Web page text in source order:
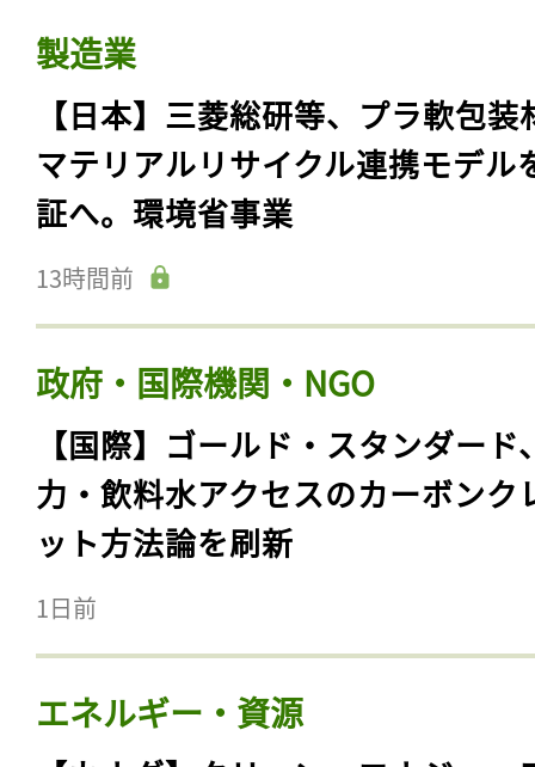
製造業
【日本】三菱総研等、プラ軟包装
マテリアルリサイクル連携モデル
証へ。環境省事業
13時間前
政府・国際機関・NGO
【国際】ゴールド・スタンダード
力・飲料水アクセスのカーボンク
ット方法論を刷新
1日前
エネルギー・資源